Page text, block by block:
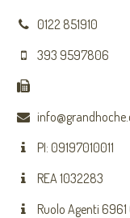
0122 851910
393 9597806
PI: 09197010011
REA 1032283
Ruolo Agenti 6961